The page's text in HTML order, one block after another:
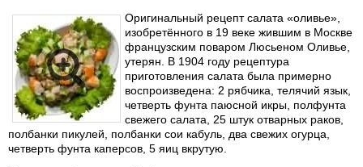
Оригинальный рецепт салата «оливье»,
изобретённого в 19 веке жившим в Москве
французским поваром Люсьеном Оливье,
утерян. В 1904 году рецептура
приготовления салата была примерно
воспроизведена: 2 рябчика, телячий язык,
четверть фунта паюсной икры, полфунта
свежего салата, 25 штук отварных раков,
полбанки пикулей, полбанки сои кабуль, два свежих огурца,
четверть фунта каперсов, 5 яиц вкрутую.